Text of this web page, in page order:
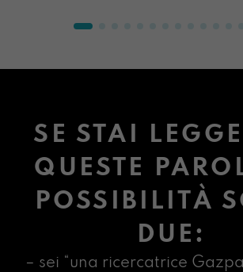
SE STAI
QUESTE
POSSIBILITÀ
DUE:
– sei “una ricercatrice